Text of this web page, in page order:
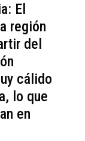
El
región
del
cálido
lo que
en